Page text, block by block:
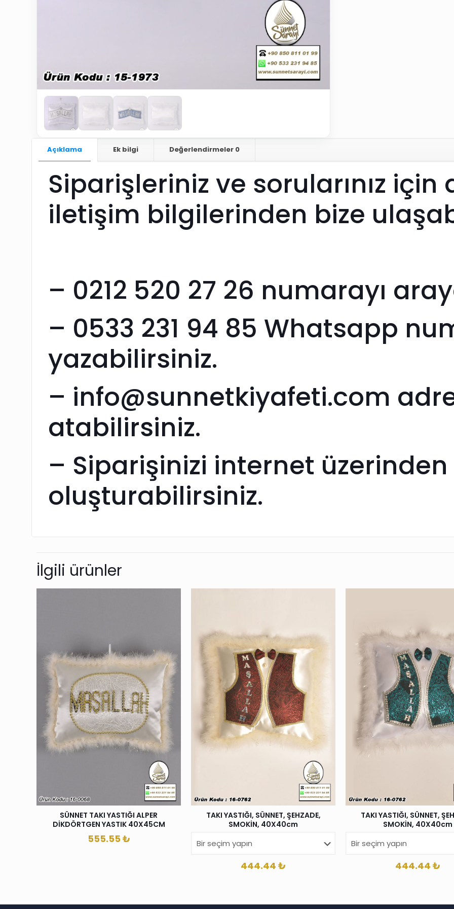
Açıklama Ek bilgi Değerlendirmeler 0
Siparişleriniz ve sorularınız için
iletişim bilgilerinden bize
– 0212 520 27 26 numarayı
– 0533 231 94 85 Whatsapp
yazabilirsiniz.
– info@sunnetkiyafeti.com
atabilirsiniz.
– Siparişinizi internet
oluşturabilirsiniz.
İlgili ürünler
SÜNNET TAKI YASTIĞI ALPER
DİKDÖRTGEN YASTIK 40X45CM
555.55 ₺
TAKI YASTIĞI, SÜNNET, ŞEHZADE,
SMOKİN, 40X40cm
444.44 ₺
TAKI YASTIĞI, SÜNNET,
SMOKİN, 40X40cm
444.44 ₺